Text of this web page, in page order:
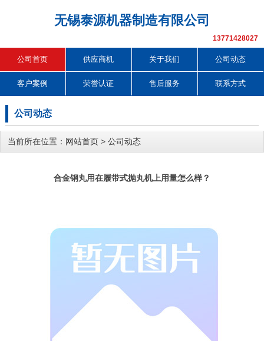
无锡泰源机器制造有限公司
13771428027
公司首页 供应商机 关于我们 公司动态
客户案例 荣誉认证 售后服务 联系方式
公司动态
当前所在位置： 网站首页 > 公司动态
合金钢丸用在履带式抛丸机上用量怎么样？